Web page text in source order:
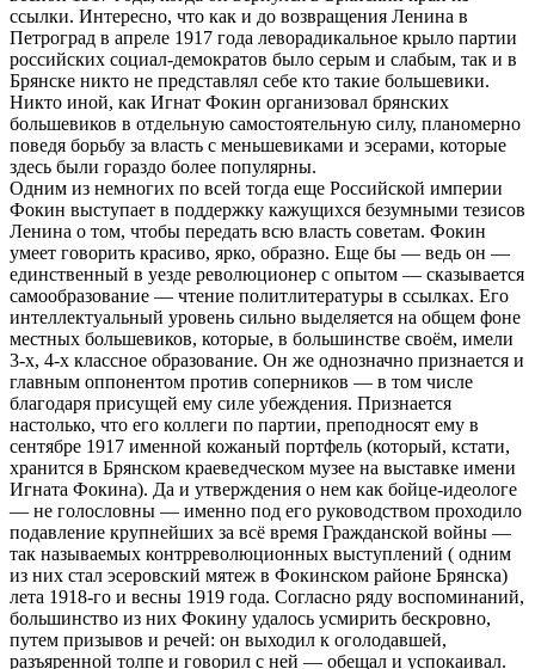
ссылки. Интересно, что как и до возвращения Ленина в
Петроград в апреле 1917 года леворадикальное крыло партии
российских социал-демократов было серым и слабым, так и в
Брянске никто не представлял себе кто такие большевики.
Никто иной, как Игнат Фокин организовал брянских
большевиков в отдельную самостоятельную силу, планомерно
поведя борьбу за власть с меньшевиками и эсерами, которые
здесь были гораздо более популярны.
Одним из немногих по всей тогда еще Российской империи
Фокин выступает в поддержку кажущихся безумными тезисов
Ленина о том, чтобы передать всю власть советам. Фокин
умеет говорить красиво, ярко, образно. Еще бы — ведь он —
единственный в уезде революционер с опытом — сказывается
самообразование — чтение политлитературы в ссылках. Его
интеллектуальный уровень сильно выделяется на общем фоне
местных большевиков, которые, в большинстве своём, имели
3-х, 4-х классное образование. Он же однозначно признается и
главным оппонентом против соперников — в том числе
благодаря присущей ему силе убеждения. Признается
настолько, что его коллеги по партии, преподносят ему в
сентябре 1917 именной кожаный портфель (который, кстати,
хранится в Брянском краеведческом музее на выставке имени
Игната Фокина). Да и утверждения о нем как бойце-идеологе
— не голословны — именно под его руководством проходило
подавление крупнейших за всё время Гражданской войны —
так называемых контрреволюционных выступлений ( одним
из них стал эсеровский мятеж в Фокинском районе Брянска)
лета 1918-го и весны 1919 года. Согласно ряду воспоминаний,
большинство из них Фокину удалось усмирить бескровно,
путем призывов и речей: он выходил к оголодавшей,
разъяренной толпе и говорил с ней — обещал и успокаивал.